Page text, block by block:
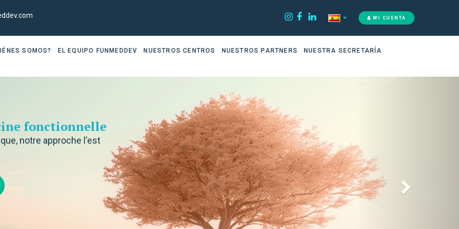
MI CUENTA
SOMOS? EL EQUIPO FUNMEDDEV NUESTROS CENTROS NUESTROS PARTNERS
NUESTRA SECRETARÍA